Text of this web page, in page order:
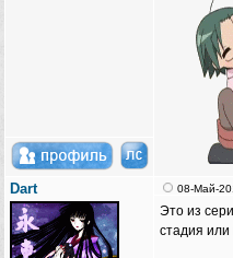
Dart 08-Май-
Это из
стадия